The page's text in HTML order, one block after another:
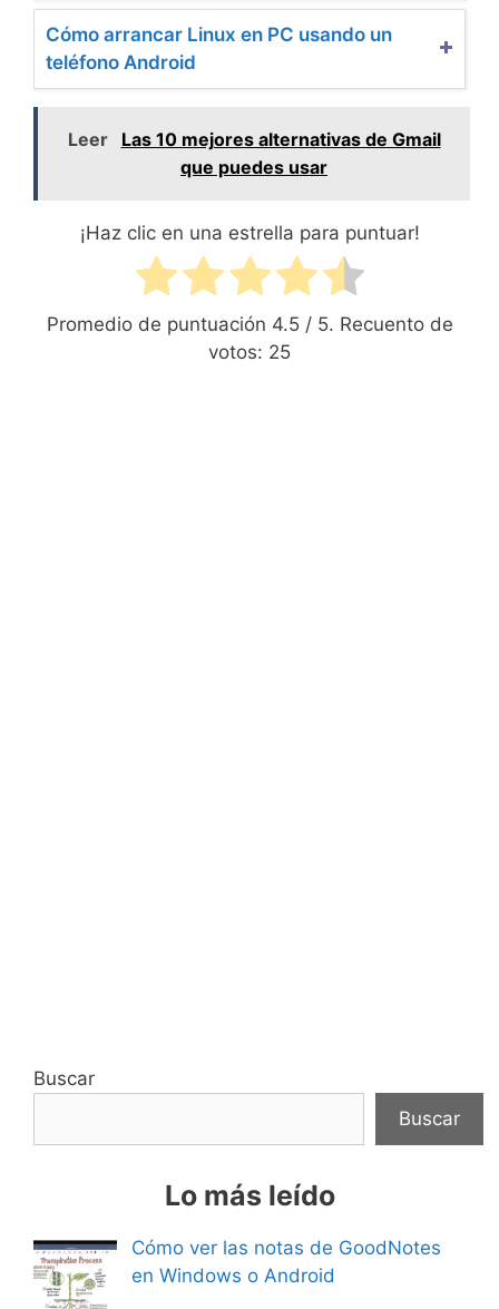
Cómo arrancar Linux en PC usando un
teléfono Android
Leer
Las 10 mejores alternativas de Gmail
que puedes usar
¡Haz clic en una estrella para puntuar!
Promedio de puntuación 4.5/ 5. Recuento de
votos: 25
Buscar
Buscar
Lo más leído
Cómo ver las notas de GoodNotes
en Windows o Android